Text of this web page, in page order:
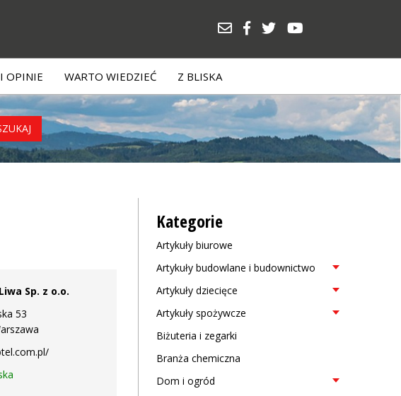
OPINIE WARTO WIEDZIEĆ Z BLISKA
Sp. z o.o.
53
Kategorie
Artykuły biurowe
Artykuły budowlane i budownictwo
Artykuły dziecięce
Artykuły spożywcze
Biżuteria i zegarki
Branża chemiczna
Dom i ogród